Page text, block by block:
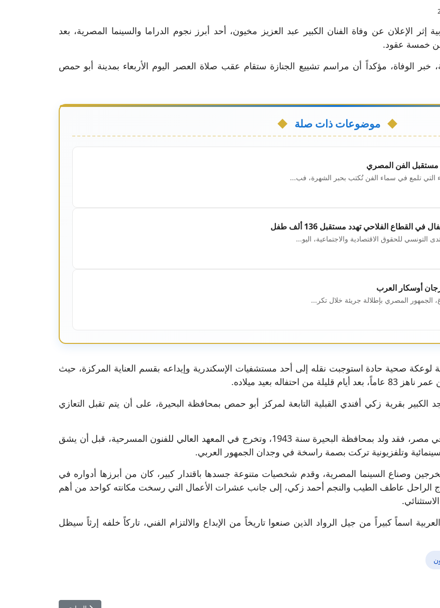
إثر الإعلان عن وفاة الفنان الكبير عبد العزيز مخيون، أحد أبرز نجوم الدراما والسينما المصرية، بعد
من خمسة عقود.
خبر الوفاة، مؤكداً أن مراسم تشييع الجنازة ستقام عقب صلاة العصر اليوم الأربعاء بمدينة أبو حمص
موضوعات ذات صلة
الفن المصري
التي تلمع في سماء الفن تُكتب بحبر الشهرة، فب...
القطاع الفلاحي تهدد مستقبل 136 ألف طفل
للحقوق الاقتصادية والاجتماعية، اليو...
أوسكار العرب
الجمهور المصري بإطلالة جريئة خلال تكر...
لوعكة صحية حادة استوجبت نقله إلى أحد مستشفيات الإسكندرية وإيداعه بقسم العناية المركزة، حيث
بعيد ميلاده.
بقرية زكي أفندي القبلية التابعة لمركز أبو حمص بمحافظة البحيرة، على أن يتم تقبل التعازي
ويُعد عبد العزيز مخيون من أبرز القامات الفنية في مصر، فقد ولد بمحافظة البحيرة سنة 1943، وتخرج في المعهد العالي للفنون المسرحية، قبل أن يشق
وتلفزيونية تركت بصمة راسخة في وجدان الجمهور العربي.
وصناع السينما المصرية، وقدم شخصيات متنوعة جسدها باقتدار كبير، كان من أبرزها أدواره في
الراحل عاطف الطيب والنجم أحمد زكي، إلى جانب عشرات الأعمال التي رسخت مكانته كواحد من أهم
اسماً كبيراً من جيل الرواد الذين صنعوا تاريخاً من الإبداع والالتزام الفني، تاركاً خلفه إرثاً سيظل